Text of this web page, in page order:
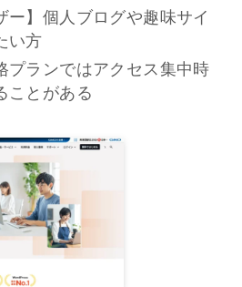
ー】個人ブログや趣味サイ
い方
プランではアクセス集中時
ことがある